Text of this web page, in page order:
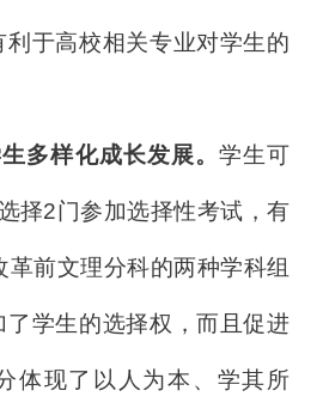
于高校相关专业对学生的
多样化成长发展。 学生可
择2门参加选择性考试，有
前文理分科的两种学科组
学生的选择权，而且促进
体现了以人为本、学其所